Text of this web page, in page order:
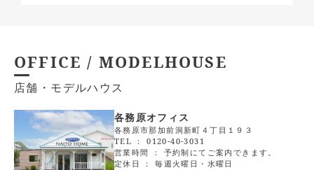
OFFICE / MODELHOUSE
店舗・モデルハウス
各務原オフィス
各務原市那加前洞新町４丁目１９３
TEL ：0120-40-3031
営業時間 ： 予約制にてご案内できます。
定休日 ： 毎週火曜日・水曜日